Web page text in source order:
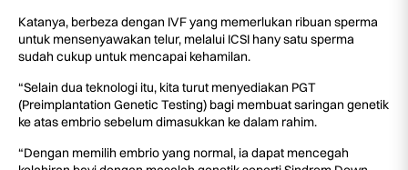
Katanya, berbeza dengan IVF yang memerlukan ribuan sperma
untuk mensenyawakan telur, melalui ICSI hany satu sperma
sudah cukup untuk mencapai kehamilan.
“Selain dua teknologi itu, kita turut menyediakan PGT
(Preimplantation Genetic Testing) bagi membuat saringan genetik
ke atas embrio sebelum dimasukkan ke dalam rahim.
“Dengan memilih embrio yang normal, ia dapat mencegah